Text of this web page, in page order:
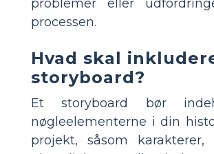
problemer eller
processen.
Hvad skal
storyboard?
Et storyboard bør
nøgleelementerne i din
projekt, såsom karakterer,